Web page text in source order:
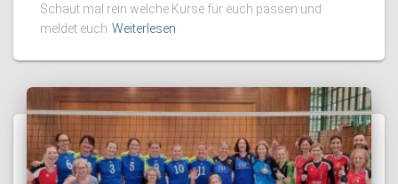
Schaut mal rein welche Kurse für euch passen und
meldet euch Weiterlesen